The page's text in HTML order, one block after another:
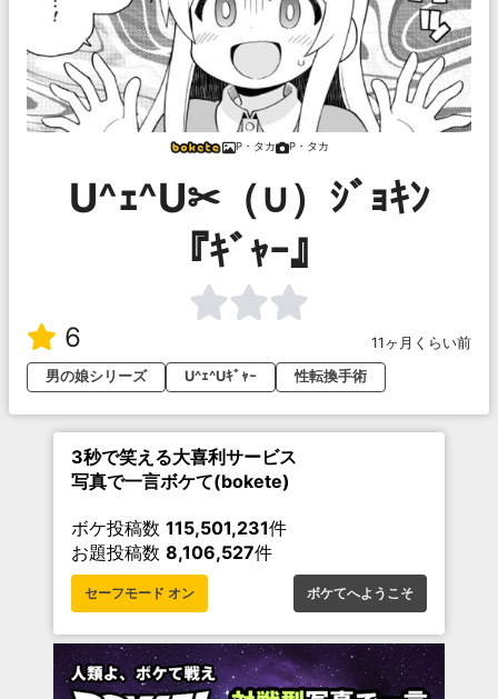
P・タカ P・タカ
U^ｪ^U✂（∪）ｼﾞｮｷﾝ
『ｷﾞｬｰ』
6
11ヶ月くらい前
男の娘シリーズ
U^ｪ^Uｷﾞｬｰ 性転換手術
3秒で笑える大喜利サービス
写真で一言ボケて(bokete)
ボケ投稿数 115,501,231件
お題投稿数 8,106,527件
セーフモード オン ボケてへようこそ